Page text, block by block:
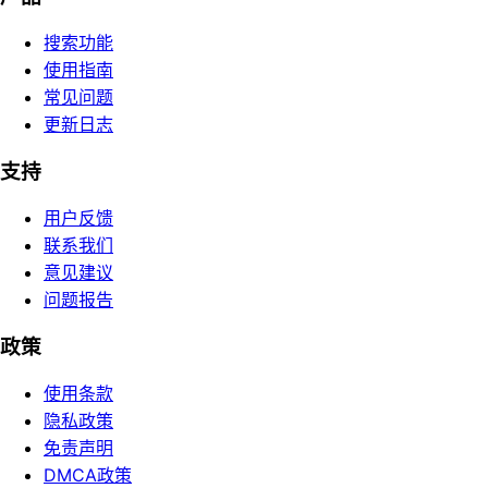
搜索功能
使用指南
常见问题
更新日志
支持
用户反馈
联系我们
意见建议
问题报告
政策
使用条款
隐私政策
免责声明
DMCA政策